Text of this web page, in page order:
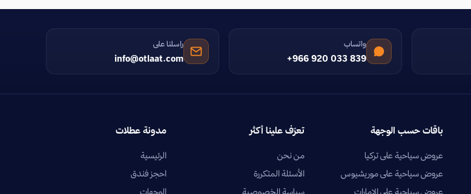
واتساب
+966 920 033 839
راسلنا على
info@otlaat.com
باقات حسب الوجهة
عروض سياحية على تركيا
عروض سياحية على موريشيوس
عروض سياحية على الإمارات
تعرّف علينا أكثر
من نحن
الأسئلة المتكررة
سياسة الخصوصية
مدونة عطلات
الرئيسية
احجز فندق
الوجهات